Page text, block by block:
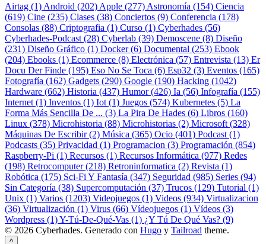
Airtag (1) Android (202) Apple (277) Astronomía (154) Ciencia
(619) Cine (235) Clases (38) Conciertos (9) Conferencia (178)
Consolas (88) Criptografia (1) Curso (1) Cyberhades (56)
Cyberhades-Podcast (28) Cyberlab (39) Demoscene (8) Diseño
(231) Diseño Gráfico (1) Docker (6) Documental (253) Ebook
(204) Ebooks (1) Ecommerce (8) Electrónica (57) Entrevista (13) Er
Docu Der Finde (195) Eso No Se Toca (6) Esp32 (3) Eventos (165)
Fotografía (162) Gadgets (290) Google (190) Hacking (1042)
Hardware (662) Historia (437) Humor (426) Ia (56) Infografía (155)
Internet (1) Inventos (1) Iot (1) Juegos (574) Kubernetes (5) La
Forma Más Sencilla De ... (3) La Pira De Hades (6) Libros (160)
Linux (378) Microhistoria (88) Microhistorias (2) Microsoft (328)
Máquinas De Escribir (2) Música (365) Ocio (401) Podcast (1)
Podcasts (35) Privacidad (1) Programacion (3) Programación (854)
Raspberry-Pi (1) Recursos (1) Recursos Informática (977) Redes
(198) Retrocomputer (218) Retroninformatica (2) Revista (1)
Robótica (175) Sci-Fi Y Fantasía (347) Seguridad (985) Series (94)
Sin Categoría (38) Supercomputación (37) Trucos (129) Tutorial (1)
Unix (1) Varios (1203) Videojuegos (1) Videos (934) Virtualizacion
(36) Virtualización (1) Virus (66) Vídeojuegos (1) Vídeos (3)
Wordpress (1)Y-Tú-De-Qué-Vas (1) ¿Y Tú De Qué Vas? (9)
© 2026 Cyberhades. Generado con Hugo y Tailroad theme.
^